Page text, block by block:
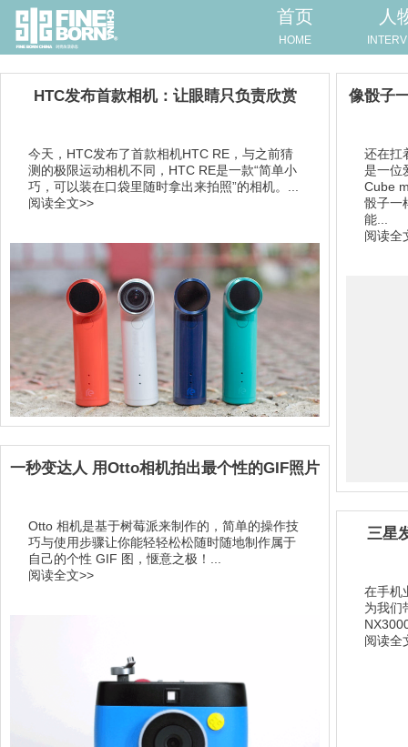
首页
HOME
人
HTC发布首款相机：让眼睛只负责欣赏
今天，HTC发布了首款相机HTC RE，与之前猜
测的极限运动相机不同，HTC RE是一款“简单小
巧，可以装在口袋里随时拿出来拍照”的相机。...
阅读全文>>
像骰子
还在扛
是一位
Cube
骰子一
能...
阅读全
一秒变达人 用Otto相机拍出最个性的GIF照片
Otto 相机是基于树莓派来制作的，简单的操作技
巧与使用步骤让你能轻轻松松随时随地制作属于
自己的个性 GIF 图，惬意之极！...
阅读全文>>
三星
在手机
为我们
阅读全